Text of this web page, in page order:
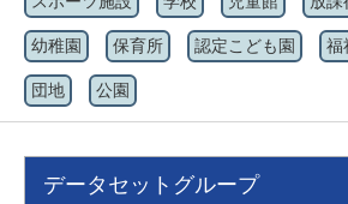
幼稚園 保育所 認定こども園 福
団地 公園
データセットグループ